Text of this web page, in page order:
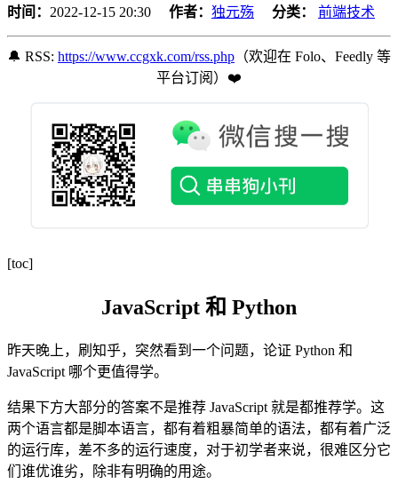
时间： 2022-12-15 20:30 作者： 独元殇 分类： 前端技术
🔔 RSS: https://www.ccgxk.com/rss.php （欢迎在 Folo、Feedly 等
平台订阅️）❤️
[toc]
JavaScript 和 Python
昨天晚上，刷知乎，突然看到一个问题，论证 Python 和
JavaScript 哪个更值得学。
结果下方大部分的答案不是推荐 JavaScript 就是都推荐学。这
两个语言都是脚本语言，都有着粗暴简单的语法，都有着广泛
的运行库，差不多的运行速度，对于初学者来说，很难区分它
们谁优谁劣，除非有明确的用途。